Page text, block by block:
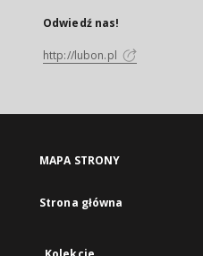
Odwiedź nas!
http://lubon.pl
MAPA STRONY
Strona główna